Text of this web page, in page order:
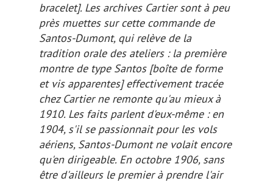
bracelet]. Les archives Cartier sont à peu
près muettes sur cette commande de
Santos-Dumont, qui relève de la
tradition orale des ateliers : la première
montre de type Santos [boîte de forme
et vis apparentes]effectivement tracée
chez Cartier ne remonte qu'au mieux à
1910. Les faits parlent d'eux-même : en
1904, s'il se passionnait pour les vols
aériens, Santos-Dumont ne volait encore
qu'en dirigeable. En octobre 1906, sans
être d'ailleurs le premier à prendre l'air